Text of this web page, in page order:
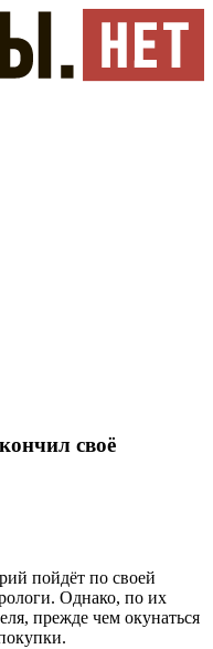
своё
пойдёт по своей
Однако, по их
прежде чем окунаться